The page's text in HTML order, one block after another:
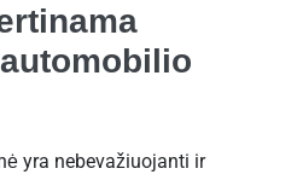
yra nebevažiuojanti ir